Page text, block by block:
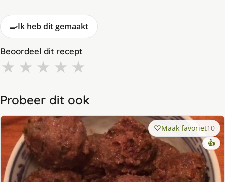
🍳Ik heb dit gemaakt
Beoordeel dit recept
★ ★ ★ ★ ★
Probeer dit ook
Maak favoriet10
👍